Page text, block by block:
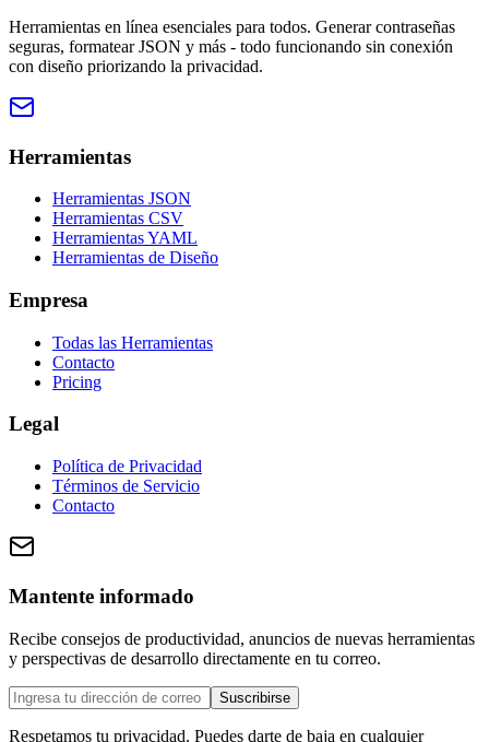
Herramientas en línea esenciales para todos. Generar contraseñas
seguras, formatear JSON y más - todo funcionando sin conexión
con diseño priorizando la privacidad.
Herramientas
Herramientas JSON
Herramientas CSV
Herramientas YAML
Herramientas de Diseño
Empresa
Todas las Herramientas
Contacto
Pricing
Legal
Política de Privacidad
Términos de Servicio
Contacto
Mantente informado
Recibe consejos de productividad, anuncios de nuevas herramientas
y perspectivas de desarrollo directamente en tu correo.
Suscribirse
Respetamos tu privacidad. Puedes darte de baja en cualquier